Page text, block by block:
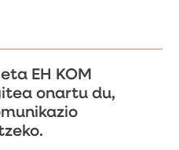
EH KOM
onartu du,